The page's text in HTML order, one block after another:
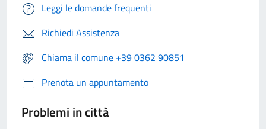
Leggi le domande frequenti
Richiedi Assistenza
Chiama il comune +39 0362 90851
Prenota un appuntamento
Problemi in città